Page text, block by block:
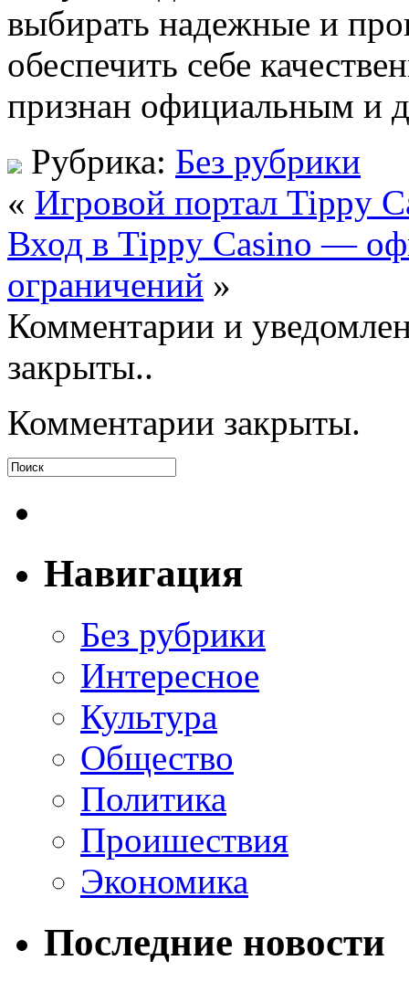
выбирать надежные и
обеспечить себе
признан официальным и
Рубрика: Без рубрики
« Игровой портал Tippy
Вход в Tippy Casino —
ограничений »
Комментарии и
закрыты..
Комментарии закрыты.
Навигация
Без рубрики
Интересное
Культура
Общество
Политика
Проишествия
Экономика
Последние новости